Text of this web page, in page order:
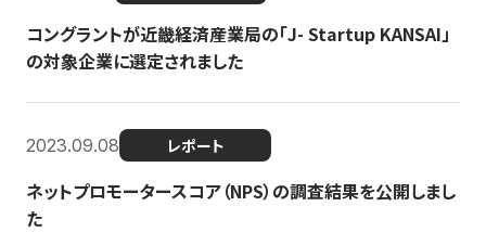
コングラントが近畿経済産業局の「J- Startup KANSAI」
の対象企業に選定されました
2023.09.08 レポート
ネットプロモータースコア（NPS）の調査結果を公開しまし
た